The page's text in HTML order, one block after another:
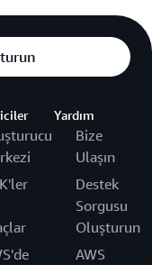
Yardım
Bize
Ulaşın
Destek
Sorgusu
Oluşturun
AWS